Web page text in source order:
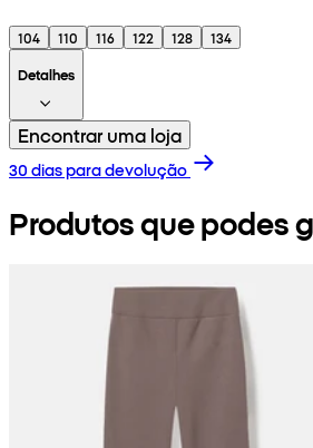
104 110 116 122 128
134
Detalhes
Encontrar uma loja
30 dias para devolução
Produtos que podes